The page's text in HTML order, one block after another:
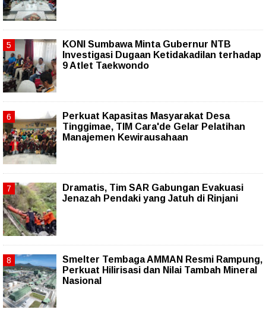
KONI Sumbawa Minta Gubernur NTB
Investigasi Dugaan Ketidakadilan terhadap
9 Atlet Taekwondo
Perkuat Kapasitas Masyarakat Desa
Tinggimae, TIM Cara'de Gelar Pelatihan
Manajemen Kewirausahaan
Dramatis, Tim SAR Gabungan Evakuasi
Jenazah Pendaki yang Jatuh di Rinjani
Smelter Tembaga AMMAN Resmi Rampung,
Perkuat Hilirisasi dan Nilai Tambah Mineral
Nasional